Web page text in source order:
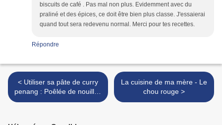
biscuits de café . Pas mal non plus. Evidemment avec du
praliné et des épices, ce doit être bien plus classe. J'essaierai
quand tout sera redevenu normal. Merci pour tes recettes.
Répondre
< Utiliser sa pâte de curry
penang : Poêlée de nouilles
aux légumes et au curry
La cuisine de ma mère - Le
chou rouge >